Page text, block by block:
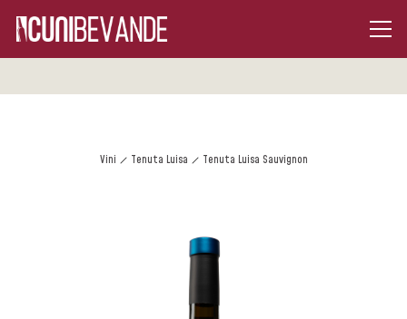
Vini Tenuta Luisa Tenuta Luisa Sauvignon